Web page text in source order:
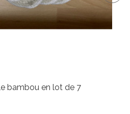
bambou en lot de 7